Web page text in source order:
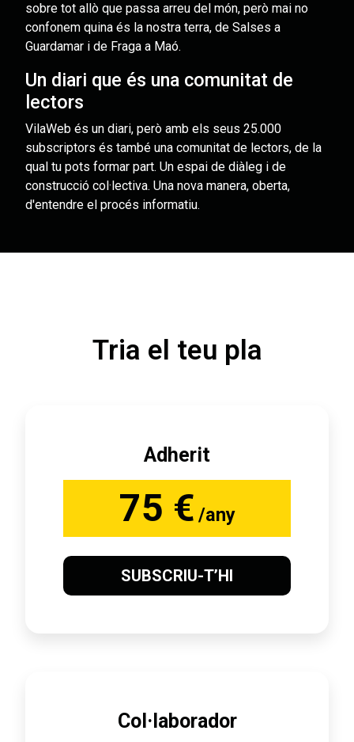
sobre tot allò que passa arreu del món, però mai no
confonem quina és la nostra terra, de Salses a
Guardamar i de Fraga a Maó.
Un diari que és una comunitat de
lectors
VilaWeb és un diari, però amb els seus 25.000
subscriptors és també una comunitat de lectors, de la
qual tu pots formar part. Un espai de diàleg i de
construcció col·lectiva. Una nova manera, oberta,
d'entendre el procés informatiu.
Tria el teu pla
Adherit
75 € /any
SUBSCRIU-T’HI
Col·laborador